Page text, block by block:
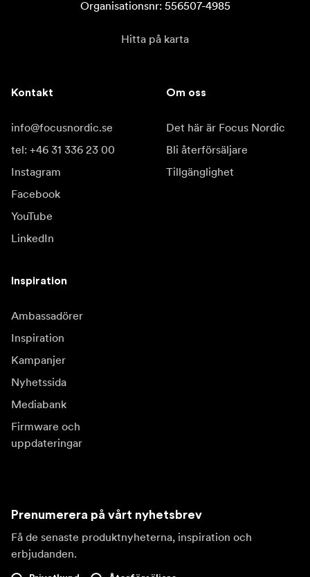
Organisationsnr: 556507-4985
Hitta på karta
Kontakt
info@focusnordic.se
tel: +46 31 336 23 00
Instagram
Facebook
YouTube
LinkedIn
Om oss
Det här är Focus Nordic
Bli återförsäljare
Tillgänglighet
Inspiration
Ambassadörer
Inspiration
Kampanjer
Nyhetssida
Mediabank
Firmware och
uppdateringar
Prenumerera på vårt nyhetsbrev
Få de senaste produktnyheterna, inspiration och
erbjudanden.